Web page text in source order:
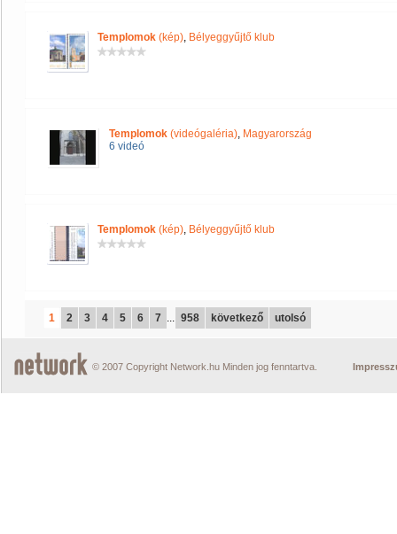
Templomok (kép), Bélyeggyűjtő klub
Templomok (videógaléria), Magyarország
6 videó
Templomok (kép), Bélyeggyűjtő klub
1 2 3 4 5 6 7 ... 958 következő utolsó
© 2007 Copyright Network.hu Minden jog fenntartva.